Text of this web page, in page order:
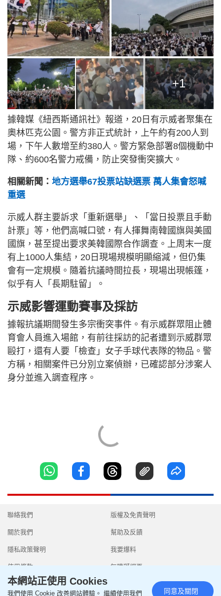
+1
據韓媒《紐西斯通訊社》報道，20日有示威者聚集在
奧林匹克公園。警方非正式統計，上午約有200人到
場，下午人數增至約380人。警方緊急部署8個機動中
隊、約600名警力戒備，防止突發衝突擴大。
相關新聞： 地方選舉67投票站缺選票 萬人集會怒喊
重選
示威人群主要訴求「重新選舉」、「當日投票且手動
計票」等，他們高喊口號，有人揮舞南韓國旗與美國
國旗，甚至提出要求美韓國際合作調查。上周末一度
有上1000人集結，20日現場規模明顯縮減，但仍集
會有一定規模。隨着抗議時間拉長，現場出現帳篷，
似乎有人「長期駐留」。
示威影響運動賽事及採訪
據報抗議期間發生多宗衝突事件。有示威群眾阻止體
育會人員進入場館，有前往採訪的記者遭到示威群眾
毆打，還有人要「檢查」女子手球代表隊的物品。警
方稱，相關案件已分別立案偵辦，已確認部分涉案人
身分並進入調查程序。
聯絡我們
關於我們
隱私政策聲明
使用條款
版權及免責聲明
幫助及反饋
我要爆料
無障礙網頁
本網站正使用 Cookies
我們使用 Cookie 改善網站體驗。 繼續使用我們 同意及關閉